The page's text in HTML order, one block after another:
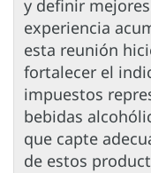
y definir
experiencia
esta reunión
fortalecer el
impuestos
bebidas
que capte
de estos